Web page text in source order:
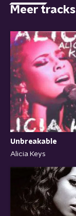
Meer tracks
Unbreakable
Alicia Keys